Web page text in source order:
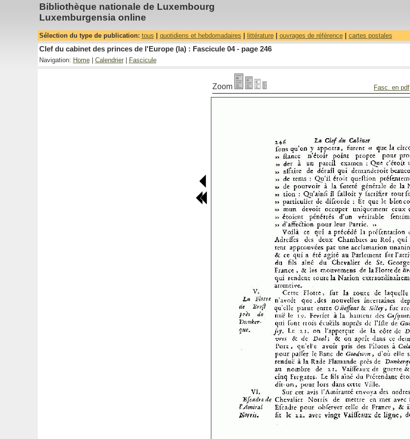
Bibliothèque nationale de Luxembourg
Luxemburgensia online
Sélection du type de publication: tous quotidiens et hebdomadaires littérature| ouvrages de référence| cartes postales
Clef du cabinet des princes de l'Europe (la) : Fascicule 04 - page 246
Navigation: Home| Calendrier| Fascicule
Zoom Fasc. en pdf